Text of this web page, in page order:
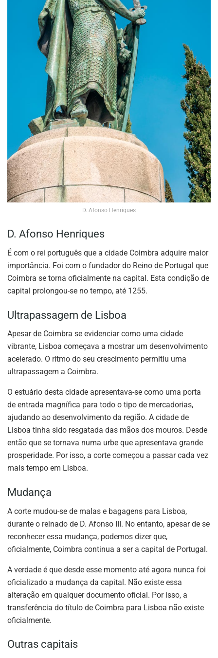
D. Afonso Henriques
D. Afonso Henriques
É com o rei português que a cidade Coimbra adquire maior
importância. Foi com o fundador do Reino de Portugal que
Coimbra se torna oficialmente na capital. Esta condição de
capital prolongou-se no tempo, até 1255.
Ultrapassagem de Lisboa
Apesar de Coimbra se evidenciar como uma cidade
vibrante, Lisboa começava a mostrar um desenvolvimento
acelerado. O ritmo do seu crescimento permitiu uma
ultrapassagem a Coimbra.
O estuário desta cidade apresentava-se como uma porta
de entrada magnífica para todo o tipo de mercadorias,
ajudando ao desenvolvimento da região. A cidade de
Lisboa tinha sido resgatada das mãos dos mouros. Desde
então que se tornava numa urbe que apresentava grande
prosperidade. Por isso, a corte começou a passar cada vez
mais tempo em Lisboa.
Mudança
A corte mudou-se de malas e bagagens para Lisboa,
durante o reinado de D. Afonso III. No entanto, apesar de se
reconhecer essa mudança, podemos dizer que,
oficialmente, Coimbra continua a ser a capital de Portugal.
A verdade é que desde esse momento até agora nunca foi
oficializado a mudança da capital. Não existe essa
alteração em qualquer documento oficial. Por isso, a
transferência do título de Coimbra para Lisboa não existe
oficialmente.
Outras capitais